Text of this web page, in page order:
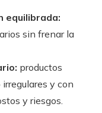
equilibrada:
sin frenar la
productos
y con
y riesgos.